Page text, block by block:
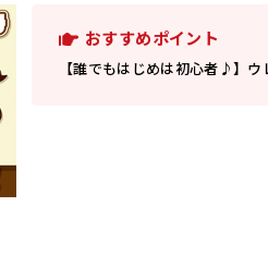
おすすめポイント
【誰でもはじめは初心者♪】